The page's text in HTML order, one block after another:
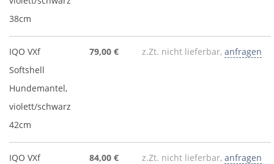
38cm
IQO VXf
Softshell
Hundemantel,
violett/schwarz
42cm
79,00 € z.Zt. nicht lieferbar, anfragen
IQO VXf
84,00 € z.Zt. nicht lieferbar, anfragen